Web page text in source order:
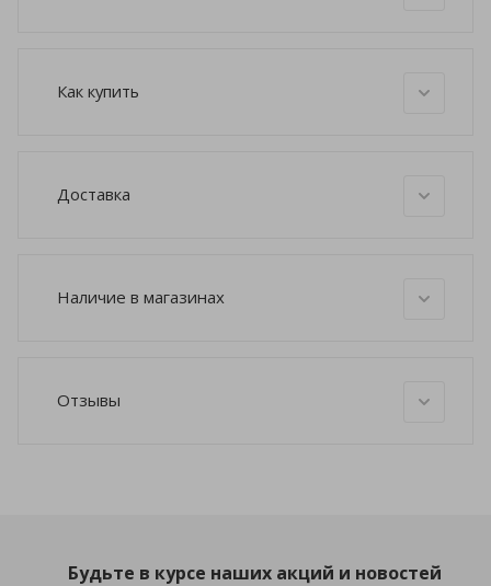
Как купить
Доставка
Наличие в магазинах
Отзывы
Будьте в курсе наших акций и новостей